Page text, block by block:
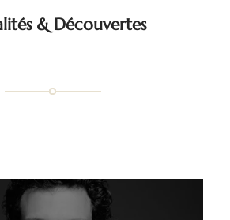
& Découvertes